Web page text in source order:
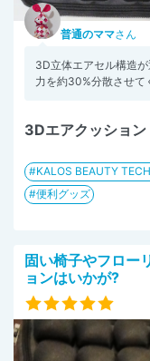
普通のママさん
3D立体エアセル構造
力を約30%分散させて
3Dエアクッション
KALOS BEAUTY
便利グッズ
固い椅子やフロー
ョンはいかが?